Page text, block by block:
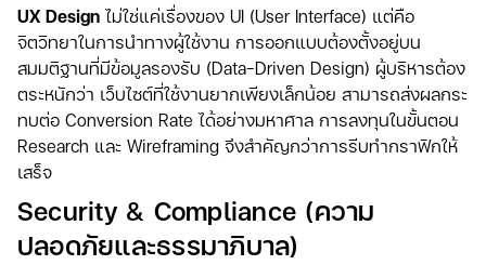
UX Designไม่ใช่แค่เรื่องของ UI (User Interface) แต่คือ
จิตวิทยาในการนำทางผู้ใช้งาน การออกแบบต้องตั้งอยู่บน
สมมติฐานที่มีข้อมูลรองรับ (Data-Driven Design) ผู้บริหารต้อง
ตระหนักว่า เว็บไซต์ที่ใช้งานยากเพียงเล็กน้อย สามารถส่งผลกระ
ทบต่อ Conversion Rate ได้อย่างมหาศาล การลงทุนในขั้นตอน
Research และ Wireframing จึงสำคัญกว่าการรีบทำกราฟิกให้
เสร็จ
Security & Compliance (ความ
ปลอดภัยและธรรมาภิบาล)